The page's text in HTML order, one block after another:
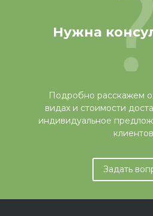
Нужна
Подробно расскажем о
видах и стоимости
индивидуальное
Задать